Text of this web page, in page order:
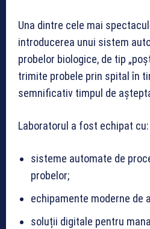
Una dintre cele mai
introducerea unui sistem
probelor biologice, de tip
trimite probele prin spital în
semnificativ timpul de
Laboratorul a fost echipat cu:
sisteme automate de
probelor;
echipamente moderne de
soluții digitale pentru